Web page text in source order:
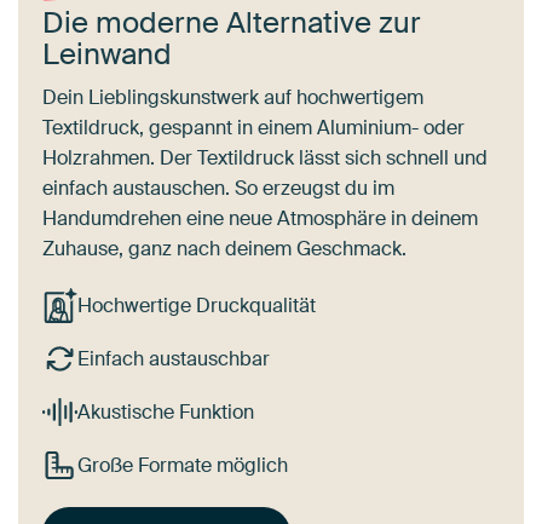
Die moderne Alternative zur
Leinwand
Dein Lieblingskunstwerk auf hochwertigem
Textildruck, gespannt in einem Aluminium- oder
Holzrahmen. Der Textildruck lässt sich schnell und
einfach austauschen. So erzeugst du im
Handumdrehen eine neue Atmosphäre in deinem
Zuhause, ganz nach deinem Geschmack.
Hochwertige Druckqualität
Einfach austauschbar
Akustische Funktion
Große Formate möglich